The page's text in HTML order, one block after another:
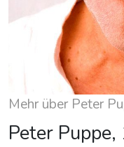
Mehr über Peter
Peter